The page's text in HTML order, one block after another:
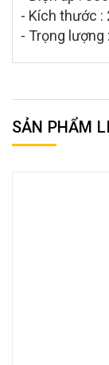
- Kích thước :
- Trọng lượng
SẢN PHẨM